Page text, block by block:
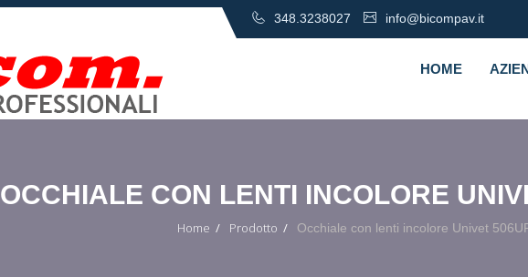
348.3238027 info@bicompav.it
HOME
OCCHIALE CON LENTI INCOLORE
Home Prodotto Occhiale con lenti incolore Univet